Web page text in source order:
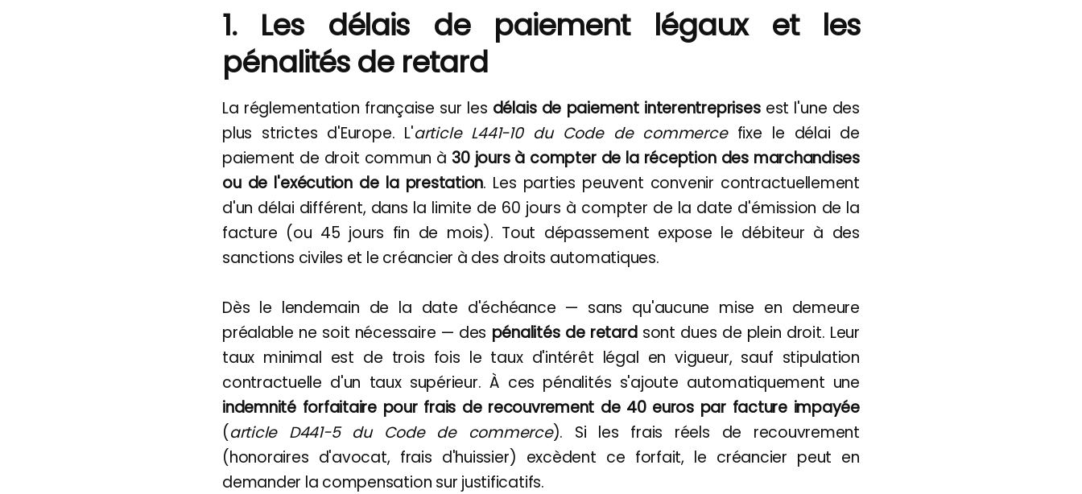
1. Les délais de paiement légaux et les
pénalités de retard
La réglementation française sur les délais de paiement interentreprisesest l'une des
plus strictes d'Europe. L'article L441-10 du Code de commercefixe le délai de
paiement de droit commun à 30 jours à compter de la réception des marchandises
ou de l'exécution de la prestation. Les parties peuvent convenir contractuellement
d'un délai différent, dans la limite de 60 jours à compter de la date d'émission de la
facture (ou 45 jours fin de mois). Tout dépassement expose le débiteur à des
sanctions civiles et le créancier à des droits automatiques.
Dès le lendemain de la date d'échéance — sans qu'aucune mise en demeure
préalable ne soit nécessaire — des pénalités de retardsont dues de plein droit. Leur
taux minimal est de trois fois le taux d'intérêt légal en vigueur, sauf stipulation
contractuelle d'un taux supérieur. À ces pénalités s'ajoute automatiquement une
indemnité forfaitaire pour frais de recouvrement de 40 euros par facture impayée
(article D441-5 du Code de commerce). Si les frais réels de recouvrement
(honoraires d'avocat, frais d'huissier) excèdent ce forfait, le créancier peut en
demander la compensation sur justificatifs.